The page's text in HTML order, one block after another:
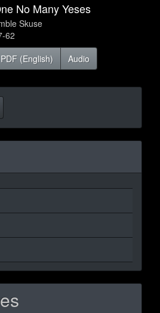
No Many Yeses
Skuse
62
PDF (English)
Audio